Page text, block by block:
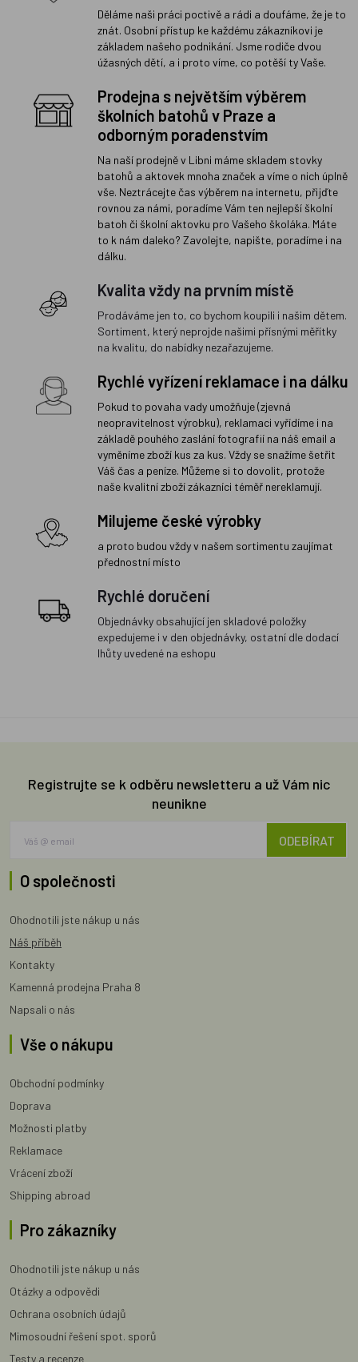
Děláme naši práci poctivě a rádi a doufáme, že je to
znát. Osobní přístup ke každému zákazníkovi je
základem našeho podnikání. Jsme rodiče dvou
úžasných dětí, a i proto víme, co potěší ty Vaše.
Prodejna s největším výběrem
školních batohů v Praze a
odborným poradenstvím
Na naší prodejně v Libni máme skladem stovky
batohů a aktovek mnoha značek a víme o nich úplně
vše. Neztrácejte čas výběrem na internetu, přijďte
rovnou za námi, poradíme Vám ten nejlepší školní
batoh či školní aktovku pro Vašeho školáka. Máte
to k nám daleko? Zavolejte, napište, poradíme i na
dálku.
Kvalita vždy na prvním místě
Prodáváme jen to, co bychom koupili i našim dětem.
Sortiment, který neprojde našimi přísnými měřítky
na kvalitu, do nabídky nezařazujeme.
Rychlé vyřízení reklamace i na dálku
Pokud to povaha vady umožňuje (zjevná
neopravitelnost výrobku), reklamaci vyřídíme i na
základě pouhého zaslání fotografií na náš email a
vyměníme zboží kus za kus. Vždy se snažíme šetřit
Váš čas a peníze. Můžeme si to dovolit, protože
naše kvalitní zboží zákazníci téměř nereklamují.
Milujeme české výrobky
a proto budou vždy v našem sortimentu zaujímat
přednostní místo
Rychlé doručení
Objednávky obsahující jen skladové položky
expedujeme i v den objednávky, ostatní dle dodací
lhůty uvedené na eshopu
Registrujte se k odběru newsletteru a už Vám nic
neunikne
ODEBÍRAT
O společnosti
Ohodnotili jste nákup u nás
Náš příběh
Kontakty
Kamenná prodejna Praha 8
Napsali o nás
Vše o nákupu
Obchodní podmínky
Doprava
Možnosti platby
Reklamace
Vrácení zboží
Shipping abroad
Pro zákazníky
Ohodnotili jste nákup u nás
Otázky a odpovědi
Ochrana osobních údajů
Mimosoudní řešení spot. sporů
Testy a recenze